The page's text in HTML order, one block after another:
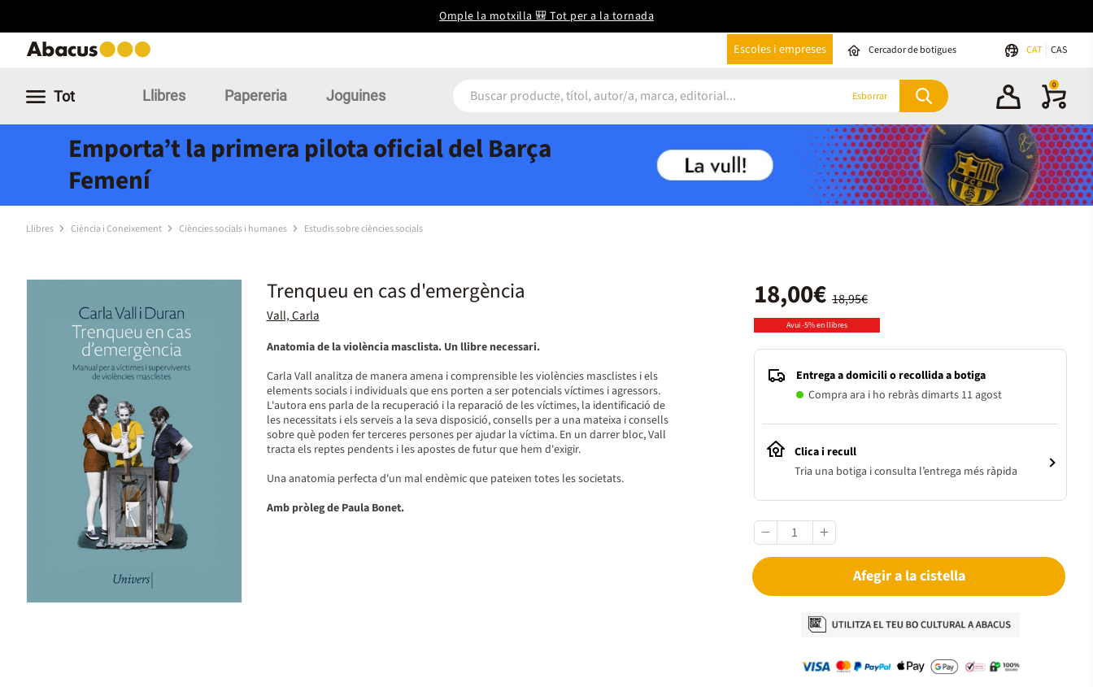
Omple la motxilla 🎒 Tot per a la tornada
Escoles i empreses Cercador de botigues CAT CAS
Tot Llibres Papereria Joguines Esborrar
0
Emporta’t la primera pilota oficial del Barça
Femení
Llibres Ciència i Coneixement Ciències socials i humanes Estudis sobre ciències socials
Trenqueu en cas d'emergència
Vall, Carla
Anatomia de la violència masclista. Un llibre necessari.
Carla Vall analitza de manera amena i comprensible les violències masclistes i els
elements socials i individuals que ens porten a ser potencials víctimes i agressors.
L'autora ens parla de la recuperació i la reparació de les víctimes, la identificació de
les necessitats i els serveis a la seva disposició, consells per a una mateixa i consells
sobre què poden fer terceres persones per ajudar la víctima. En un darrer bloc, Vall
tracta els reptes pendents i les apostes de futur que hem d'exigir.
Una anatomia perfecta d'un mal endèmic que pateixen totes les societats.
Amb pròleg de Paula Bonet.
18,95€
18,00€
Avui -5% en llibres
Entrega a domicili o recollida a botiga
Compra ara i ho rebràs dimarts 11 agost
Clica i recull
Tria una botiga i consulta l’entrega més ràpida
Afegir a la cistella